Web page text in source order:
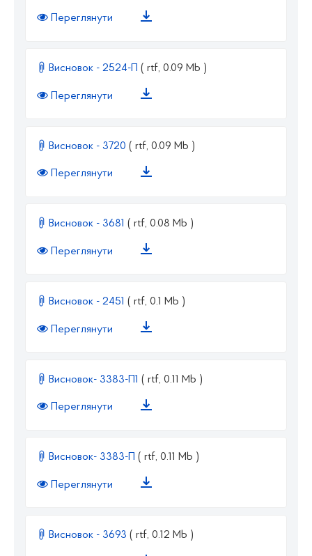
Переглянути
Висновок - 2524-П ( rtf, 0.09 Mb )
Переглянути
Висновок - 3720 ( rtf, 0.09 Mb )
Переглянути
Висновок - 3681 ( rtf, 0.08 Mb )
Переглянути
Висновок - 2451 ( rtf, 0.1 Mb )
Переглянути
Висновок- 3383-П1 ( rtf, 0.11 Mb )
Переглянути
Висновок- 3383-П ( rtf, 0.11 Mb )
Переглянути
Висновок - 3693 ( rtf, 0.12 Mb )